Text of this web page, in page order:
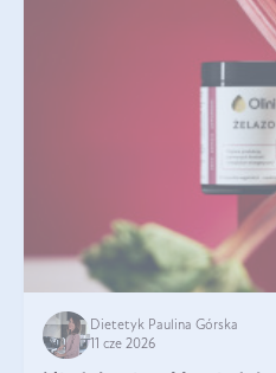
Dietetyk Paulina Górska
11 cze 2026